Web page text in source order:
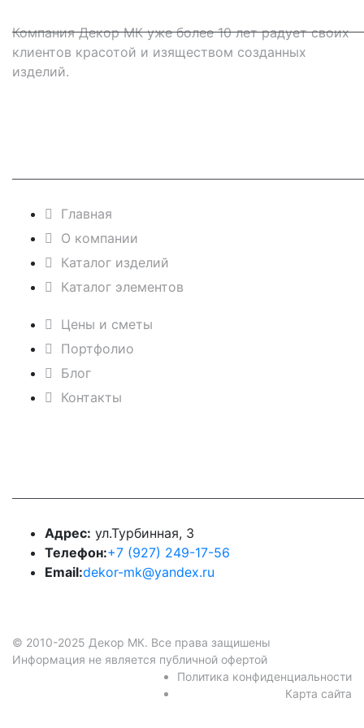
Компания Декор МК уже более 10 лет радует своих
клиентов красотой и изяществом созданных
изделий.
Главная
О компании
Каталог изделий
Каталог элементов
Цены и сметы
Портфолио
Блог
Контакты
Адрес: ул.Турбинная, 3
Телефон:+7 (927) 249-17-56
Email:dekor-mk@yandex.ru
© 2010-2025 Декор МК. Все права защишены
Информация не является публичной офертой
Политика конфиденциальности
Карта сайта